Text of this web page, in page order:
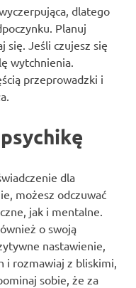
dlatego
Planuj
się. Jeśli czujesz się
wytchnienia.
przeprowadzki i
dla
możesz odczuwać
jak i mentalne.
o swoją
nastawienie,
i rozmawiaj z bliskimi,
sobie, że za